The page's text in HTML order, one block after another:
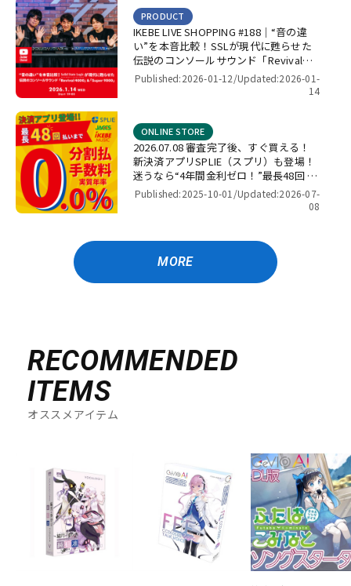
IKEBE LIVE SHOPPING #188｜“音の違
い”を本音比較！SSLが現代に甦らせた
伝説のコンソールサウンド「Revival
4000」＆「Super 9000」【presented
PRODUCT
Published:2026-01-12/Updated:2026-01-
14
2026.07.08 審査完了後、すぐ買える！
新決済アプリSPLIE（スプリ）も登場！
迷うなら“4年間金利ゼロ！”最長48回 無
金利キャンペーン
ONLINE STORE
Published:2025-10-01/Updated:2026-07-
08
MORE
RECOMMENDED
ITEMS
オススメアイテム